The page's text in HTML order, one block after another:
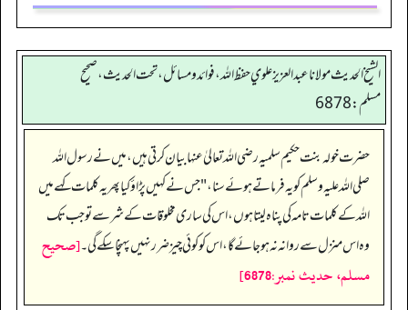
الشيخ الحديث مولانا عبدالعزيز علوي حفظ الله، فوائد و مسائل، تحت الحديث ، صحيح
مسلم: 6878
حضرت خولہ بنت حکیم سلمیہ رضی اللہ تعالیٰ عنہا بیان کرتی ہیں، میں نے رسول اللہ
صلی اللہ علیہ وسلم کو یہ فرماتے ہوئے سنا، "جس نے کہیں پڑاؤ کیا پھر یہ کلمات کہے میں
اللہ کے کلمات تامہ کی پناہ لیتا ہوں، اس کی ساری مخلوقات کے شر سے تو جب تک
وہ اس منزل سے روانہ نہ ہو جائے گا، اس کوکوئی چیز ضرر نہیں پہنچاسکے گی۔[صحيح
مسلم، حديث نمبر:6878]